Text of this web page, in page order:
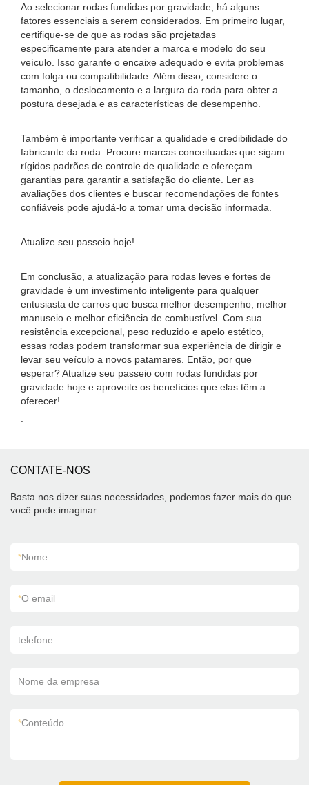
Ao selecionar rodas fundidas por gravidade, há alguns
fatores essenciais a serem considerados. Em primeiro lugar,
certifique-se de que as rodas são projetadas
especificamente para atender a marca e modelo do seu
veículo. Isso garante o encaixe adequado e evita problemas
com folga ou compatibilidade. Além disso, considere o
tamanho, o deslocamento e a largura da roda para obter a
postura desejada e as características de desempenho.
Também é importante verificar a qualidade e credibilidade do
fabricante da roda. Procure marcas conceituadas que sigam
rígidos padrões de controle de qualidade e ofereçam
garantias para garantir a satisfação do cliente. Ler as
avaliações dos clientes e buscar recomendações de fontes
confiáveis ​​pode ajudá-lo a tomar uma decisão informada.
Atualize seu passeio hoje!
Em conclusão, a atualização para rodas leves e fortes de
gravidade é um investimento inteligente para qualquer
entusiasta de carros que busca melhor desempenho, melhor
manuseio e melhor eficiência de combustível. Com sua
resistência excepcional, peso reduzido e apelo estético,
essas rodas podem transformar sua experiência de dirigir e
levar seu veículo a novos patamares. Então, por que
esperar? Atualize seu passeio com rodas fundidas por
gravidade hoje e aproveite os benefícios que elas têm a
oferecer!
CONTATE-NOS
Basta nos dizer suas necessidades, podemos fazer mais do que
você pode imaginar.
*Nome
*O email
telefone
Nome da empresa
*Conteúdo